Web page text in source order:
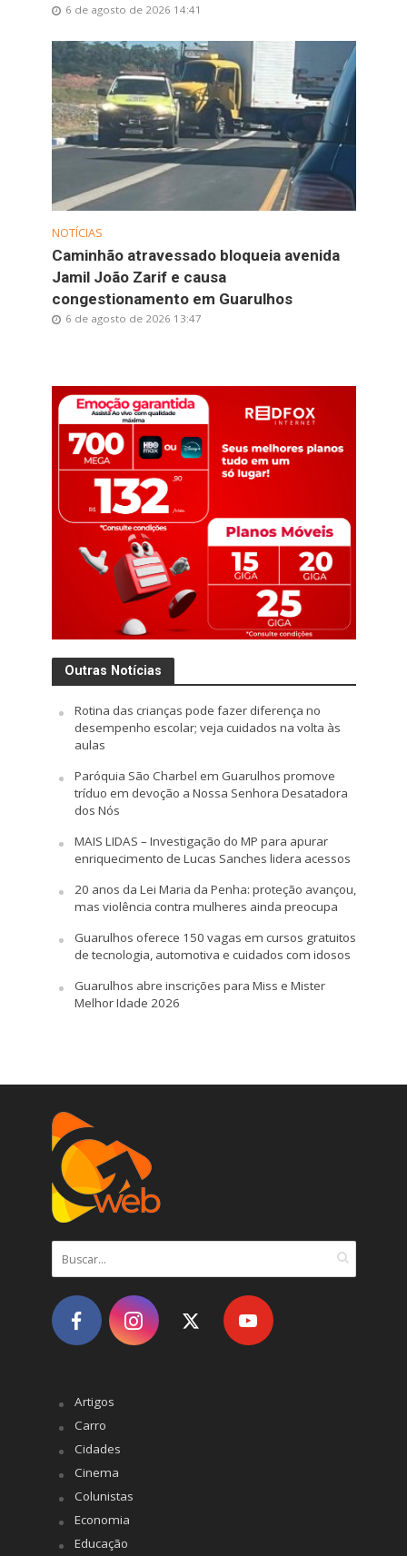
6 de agosto de 2026 14:41
NOTÍCIAS
Caminhão atravessado bloqueia avenida
Jamil João Zarif e causa
congestionamento em Guarulhos
6 de agosto de 2026 13:47
Outras Notícias
Rotina das crianças pode fazer diferença no
desempenho escolar; veja cuidados na volta às
aulas
Paróquia São Charbel em Guarulhos promove
tríduo em devoção a Nossa Senhora Desatadora
dos Nós
MAIS LIDAS – Investigação do MP para apurar
enriquecimento de Lucas Sanches lidera acessos
20 anos da Lei Maria da Penha: proteção avançou,
mas violência contra mulheres ainda preocupa
Guarulhos oferece 150 vagas em cursos gratuitos
de tecnologia, automotiva e cuidados com idosos
Guarulhos abre inscrições para Miss e Mister
Melhor Idade 2026
Artigos
Carro
Cidades
Cinema
Colunistas
Economia
Educação